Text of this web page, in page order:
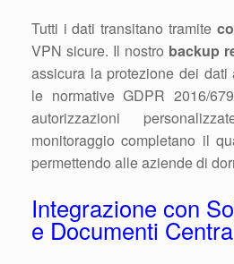
Tutti i dati transitano tramite
VPN sicure. Il nostro backup
assicura la protezione dei dati
le normative GDPR 2016/
autorizzazioni
monitoraggio completano il
permettendo alle aziende di
Integrazione con
e Documenti